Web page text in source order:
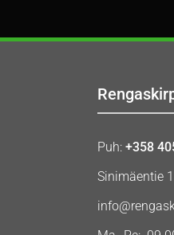
Puh: +358
Sinimäentie